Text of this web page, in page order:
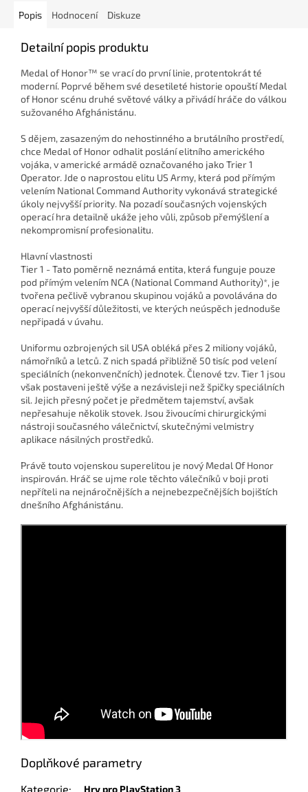
Popis Hodnocení Diskuze
Detailní popis produktu
Medal of Honor™ se vrací do první linie, protentokrát té
moderní. Poprvé během své desetileté historie opouští Medal
of Honor scénu druhé světové války a přivádí hráče do válkou
sužovaného Afghánistánu.
S dějem, zasazeným do nehostinného a brutálního prostředí,
chce Medal of Honor odhalit poslání elitního amerického
vojáka, v americké armádě označovaného jako Trier 1
Operator. Jde o naprostou elitu US Army, která pod přímým
velením National Command Authority vykonává strategické
úkoly nejvyšší priority. Na pozadí současných vojenských
operací hra detailně ukáže jeho vůli, způsob přemýšlení a
nekompromisní profesionalitu.
Hlavní vlastnosti
Tier 1 - Tato poměrně neznámá entita, která funguje pouze
pod přímým velením NCA (National Command Authority)*, je
tvořena pečlivě vybranou skupinou vojáků a povolávána do
operací nejvyšší důležitosti, ve kterých neúspěch jednoduše
nepřipadá v úvahu.
Uniformu ozbrojených sil USA obléká přes 2 miliony vojáků,
námořníků a letců. Z nich spadá přibližně 50 tisíc pod velení
speciálních (nekonvenčních) jednotek. Členové tzv. Tier 1 jsou
však postaveni ještě výše a nezávisleji než špičky speciálních
sil. Jejich přesný počet je předmětem tajemství, avšak
nepřesahuje několik stovek. Jsou živoucími chirurgickými
nástroji současného válečnictví, skutečnými velmistry
aplikace násilných prostředků.
Právě touto vojenskou superelitou je nový Medal Of Honor
inspirován. Hráč se ujme role těchto válečníků v boji proti
nepříteli na nejnáročnějších a nejnebezpečnějších bojištích
dnešního Afghánistánu.
Doplňkové parametry
Kategorie: Hry pro PlayStation 3